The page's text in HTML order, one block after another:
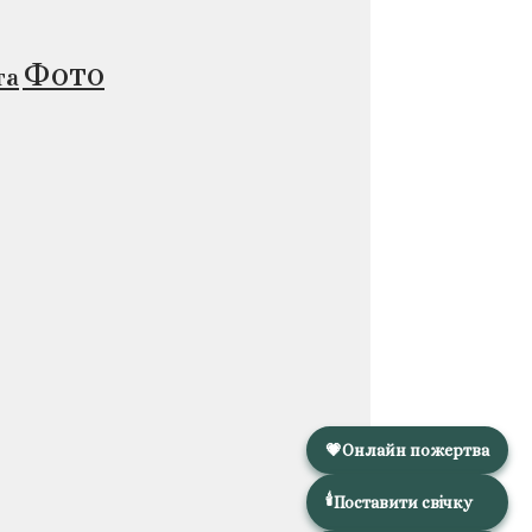
💗Онлайн пожертва
🕯️Поставити свічку
Фото